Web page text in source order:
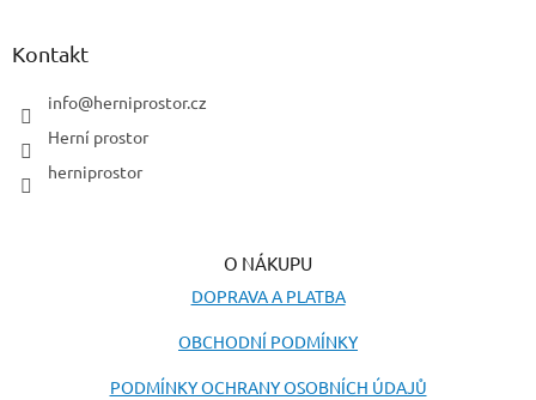
Kontakt
info@herniprostor.cz
Herní prostor
herniprostor
O NÁKUPU
DOPRAVA A PLATBA
OBCHODNÍ PODMÍNKY
PODMÍNKY OCHRANY OSOBNÍCH ÚDAJŮ